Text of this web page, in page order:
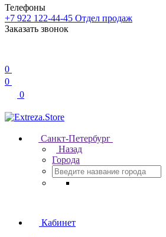
Телефоны
+7 922 122-44-45 Отдел продаж
Заказать звонок
0
0
0
Санкт-Петербург
Назад
Города
Кабинет